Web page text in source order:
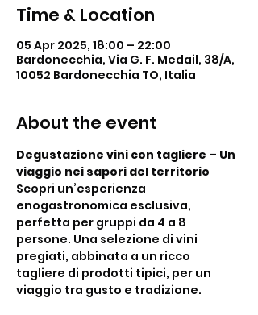
Time & Location
05 Apr 2025, 18:00 – 22:00
Bardonecchia, Via G. F. Medail, 38/A,
10052 Bardonecchia TO, Italia
About the event
Degustazione vini con tagliere – Un
viaggio nei sapori del territorio
Scopri un’esperienza
enogastronomica esclusiva,
perfetta per gruppi da 4 a 8
persone. Una selezione di vini
pregiati, abbinata a un ricco
tagliere di prodotti tipici, per un
viaggio tra gusto e tradizione.